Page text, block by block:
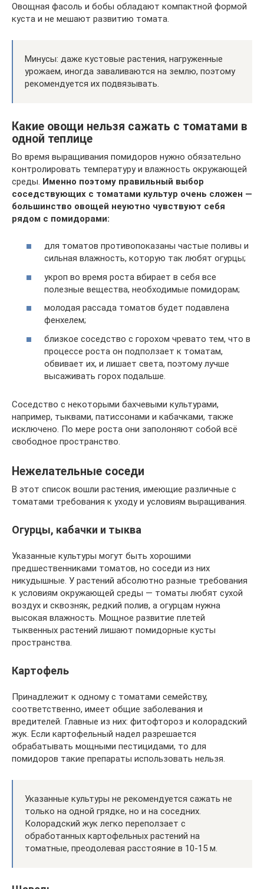
Овощная фасоль и бобы обладают компактной формой
куста и не мешают развитию томата.
Минусы: даже кустовые растения, нагруженные
урожаем, иногда заваливаются на землю, поэтому
рекомендуется их подвязывать.
Какие овощи нельзя сажать с томатами в
одной теплице
Во время выращивания помидоров нужно обязательно
контролировать температуру и влажность окружающей
среды. Именно поэтому правильный выбор
соседствующих с томатами культур очень сложен —
большинство овощей неуютно чувствуют себя
рядом с помидорами:
для томатов противопоказаны частые поливы и
сильная влажность, которую так любят огурцы;
укроп во время роста вбирает в себя все
полезные вещества, необходимые помидорам;
молодая рассада томатов будет подавлена
фенхелем;
близкое соседство с горохом чревато тем, что в
процессе роста он подползает к томатам,
обвивает их, и лишает света, поэтому лучше
высаживать горох подальше.
Соседство с некоторыми бахчевыми культурами,
например, тыквами, патиссонами и кабачками, также
исключено. По мере роста они заполоняют собой всё
свободное пространство.
Нежелательные соседи
В этот список вошли растения, имеющие различные с
томатами требования к уходу и условиям выращивания.
Огурцы, кабачки и тыква
Указанные культуры могут быть хорошими
предшественниками томатов, но соседи из них
никудышные. У растений абсолютно разные требования
к условиям окружающей среды — томаты любят сухой
воздух и сквозняк, редкий полив, а огурцам нужна
высокая влажность. Мощное развитие плетей
тыквенных растений лишают помидорные кусты
пространства.
Картофель
Принадлежит к одному с томатами семейству,
соответственно, имеет общие заболевания и
вредителей. Главные из них: фитофтороз и колорадский
жук. Если картофельный надел разрешается
обрабатывать мощными пестицидами, то для
помидоров такие препараты использовать нельзя.
Указанные культуры не рекомендуется сажать не
только на одной грядке, но и на соседних.
Колорадский жук легко переползает с
обработанных картофельных растений на
томатные, преодолевая расстояние в 10-15 м.